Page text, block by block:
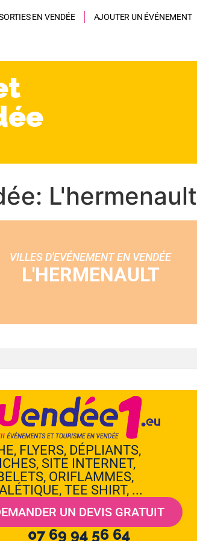
EN VENDÉE AJOUTER UN ÉVÉNEMENT
L'hermenault
VILLES D'EVÉNEMENT EN VENDÉE
L'HERMENAULT
FLYERS, DÉPLIANTS,
SITE INTERNET,
ORIFLAMMES,
TEE SHIRT, ...
UN DEVIS GRATUIT
07 69 94 56 64